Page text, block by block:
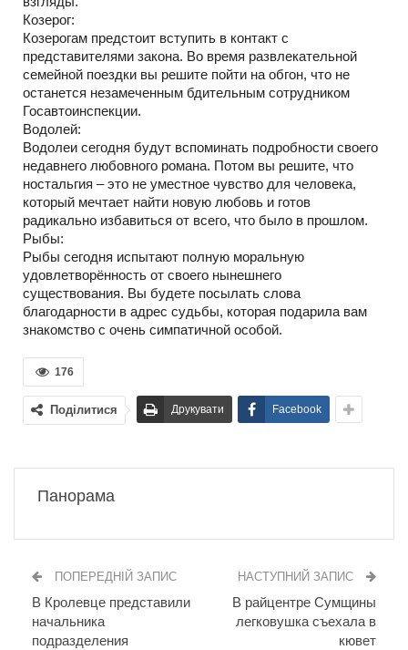
Козерог:
Козерогам предстоит вступить в контакт с
представителями закона. Во время развлекательной
семейной поездки вы решите пойти на обгон, что не
останется незамеченным бдительным сотрудником
Госавтоинспекции.
Водолей:
Водолеи сегодня будут вспоминать подробности своего
недавнего любовного романа. Потом вы решите, что
ностальгия – это не уместное чувство для человека,
который мечтает найти новую любовь и готов
радикально избавиться от всего, что было в прошлом.
Рыбы:
Рыбы сегодня испытают полную моральную
удовлетворённость от своего нынешнего
существования. Вы будете посылать слова
благодарности в адрес судьбы, которая подарила вам
знакомство с очень симпатичной особой.
176
Поділитися Друкувати Facebook
Панорама
ПОПЕРЕДНІЙ ЗАПИС
В Кролевце представили
начальника
подразделения
НАСТУПНИЙ ЗАПИС
В райцентре Сумщины
легковушка съехала в
кювет